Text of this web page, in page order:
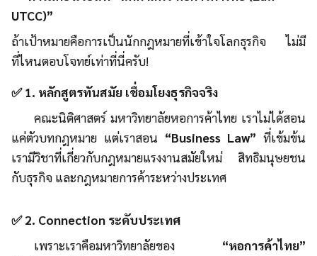
UTCC)”
ถ้าเป้าหมายคือการเป็นนักกฎหมายที่เข้าใจโลกธุรกิจ ไม่มี
ที่ไหนตอบโจทย์เท่าที่นี่ครับ!
✅ 1. หลักสูตรทันสมัย เชื่อมโยงธุรกิจจริง
คณะนิติศาสตร์ มหาวิทยาลัยหอการค้าไทย เราไม่ได้สอน
แค่ตัวบทกฎหมาย แต่เราสอน “Business Law” ที่เข้มข้น
เรามีวิชาที่เกี่ยวกับกฎหมายแรงงานสมัยใหม่ สิทธิมนุษยชน
กับธุรกิจ และกฎหมายการค้าระหว่างประเทศ
✅ 2. Connection ระดับประเทศ
เพราะเราคือมหาวิทยาลัยของ “หอการค้าไทย”